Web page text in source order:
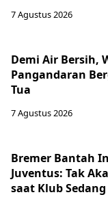
7 Agustus 2026
Demi Air Bersih,
Pangandaran
Tua
7 Agustus 2026
Bremer Bantah
Juventus: Tak
saat Klub